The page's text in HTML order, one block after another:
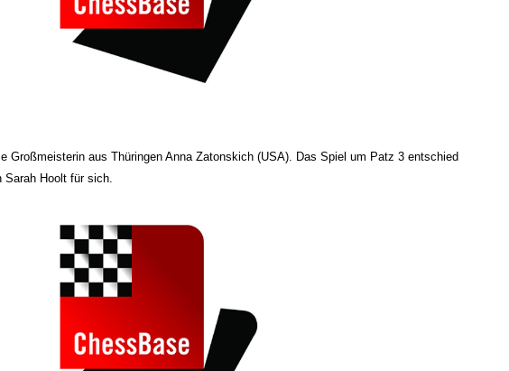
Großmeisterin aus Thüringen Anna Zatonskich (USA). Das Spiel um Patz 3 entschied
Sarah Hoolt für sich.